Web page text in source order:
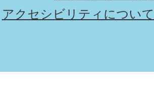
アクセシビリティについて